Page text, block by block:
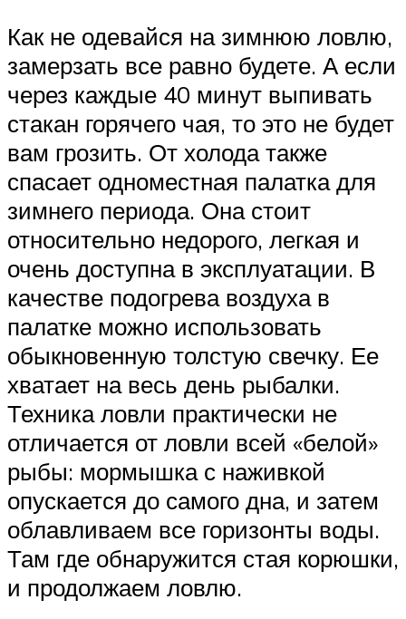
Как не одевайся на зимнюю ловлю,
замерзать все равно будете. А если
через каждые 40 минут выпивать
стакан горячего чая, то это не будет
вам грозить. От холода также
спасает одноместная палатка для
зимнего периода. Она стоит
относительно недорого, легкая и
очень доступна в эксплуатации. В
качестве подогрева воздуха в
палатке можно использовать
обыкновенную толстую свечку. Ее
хватает на весь день рыбалки.
Техника ловли практически не
отличается от ловли всей «белой»
рыбы: мормышка с наживкой
опускается до самого дна, и затем
облавливаем все горизонты воды.
Там где обнаружится стая корюшки,
и продолжаем ловлю.